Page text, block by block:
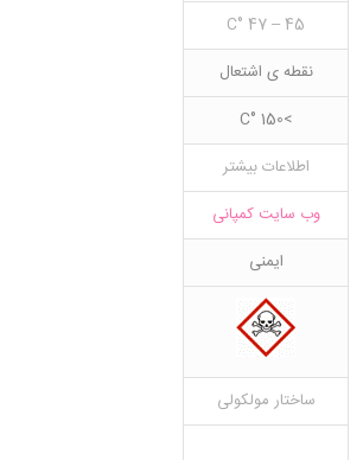
45 – 47 °C
نقطه ی اشتعال
>150 °C
اطلاعات بیشتر
وب سایت کمپانی
ایمنی
ساختار مولکولی